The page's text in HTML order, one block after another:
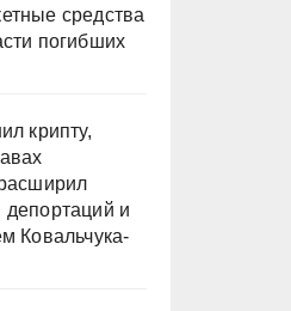
средства
погибших
крипту,
депортаций и
Ковальчука-